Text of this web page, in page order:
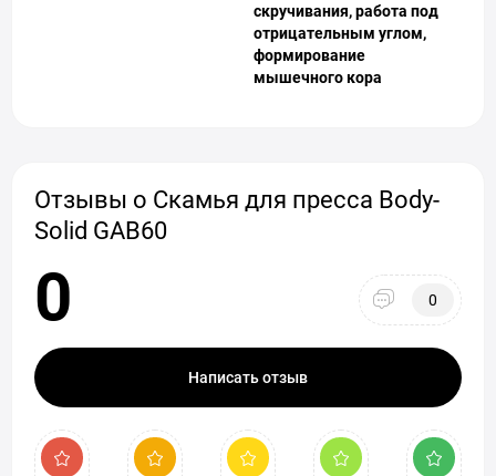
скручивания, работа под
отрицательным углом,
формирование
мышечного кора
Отзывы о Скамья для пресса Body-
Solid GAB60
0 0
Написать отзыв